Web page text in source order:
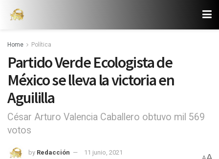
Home Política
Partido Verde Ecologista de
México se lleva la victoria en
Aguililla
César Arturo Valencia Caballero obtuvo mil 569
votos
by Redacción
11 junio, 2021